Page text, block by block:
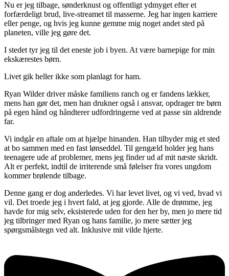
Nu er jeg tilbage, sønderknust og offentligt ydmyget efter et
forfærdeligt brud, live-streamet til masserne. Jeg har ingen karriere
eller penge, og hvis jeg kunne gemme mig noget andet sted på
planeten, ville jeg gøre det.
I stedet tyr jeg til det eneste job i byen. At være barnepige for min
ekskærestes børn.
Livet gik heller ikke som planlagt for ham.
Ryan Wilder driver måske familiens ranch og er fandens lækker,
mens han gør det, men han drukner også i ansvar, opdrager tre børn
på egen hånd og håndterer udfordringerne ved at passe sin aldrende
far.
Vi indgår en aftale om at hjælpe hinanden. Han tilbyder mig et sted
at bo sammen med en fast lønseddel. Til gengæld holder jeg hans
teenagere ude af problemer, mens jeg finder ud af mit næste skridt.
Alt er perfekt, indtil de irriterende små følelser fra vores ungdom
kommer brølende tilbage.
Denne gang er dog anderledes. Vi har levet livet, og vi ved, hvad vi
vil. Det troede jeg i hvert fald, at jeg gjorde. Alle de drømme, jeg
havde for mig selv, eksisterede uden for den her by, men jo mere tid
jeg tilbringer med Ryan og hans familie, jo mere sætter jeg
spørgsmålstegn ved alt. Inklusive mit vilde hjerte.